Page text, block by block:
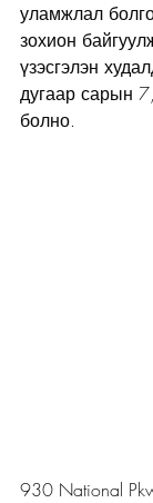
уламжлал
зохион
үзэсгэлэн
дугаар сарын
болно.
930 National